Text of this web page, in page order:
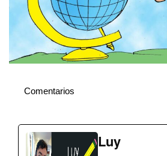
Comentarios
Luy